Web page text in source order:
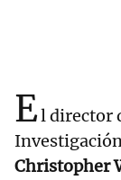
El director
Christopher